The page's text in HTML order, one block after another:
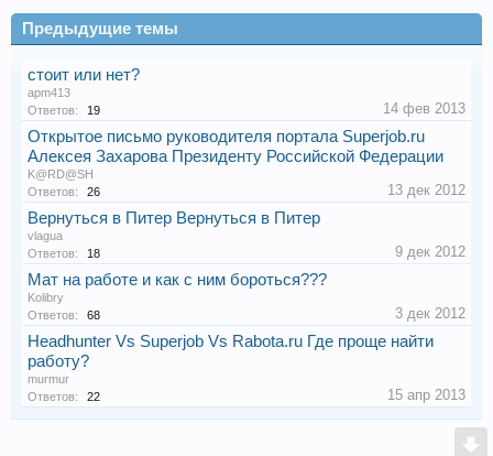
Предыдущие темы
стоит или нет?
apm413
Ответов:
19 14 фев 2013
Открытое письмо руководителя портала Superjob.ru
Алексея Захарова Президенту Российской Федерации
K@RD@SH
Ответов:
26 13 дек 2012
Вернуться в Питер Вернуться в Питер
vlagua
Ответов:
18 9 дек 2012
Мат на работе и как с ним бороться???
Kolibry
Ответов:
68 3 дек 2012
Headhunter Vs Superjob Vs Rabota.ru Где проще найти
работу?
murmur
Ответов:
22 15 апр 2013